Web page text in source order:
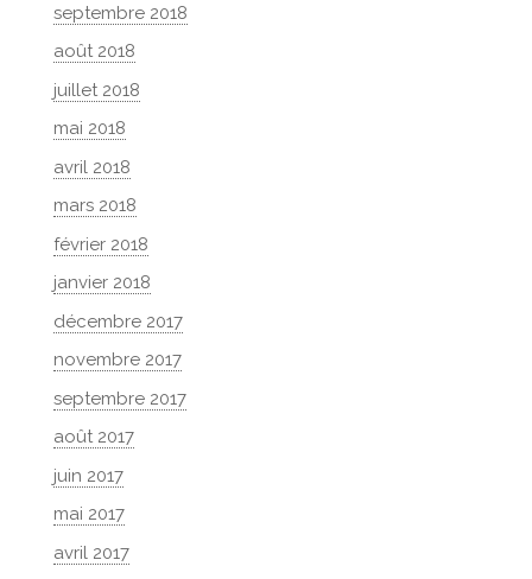
septembre 2018
août 2018
juillet 2018
mai 2018
avril 2018
mars 2018
février 2018
janvier 2018
décembre 2017
novembre 2017
septembre 2017
août 2017
juin 2017
mai 2017
avril 2017